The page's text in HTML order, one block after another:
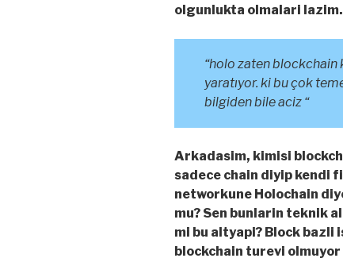
olgunlukta olmalari lazim.
“holo zaten blockchain
yaratıyor. ki bu çok
bilgiden bile aciz “
Arkadasim, kimisi
sadece chain diyip kendi
networkune Holochain
mu? Sen bunlarin teknik
mi bu altyapi? Block bazli
blockchain turevi